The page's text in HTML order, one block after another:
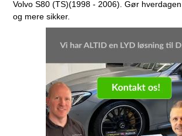
Volvo S80 (TS)(1998 - 2006). Gør
og mere sikker.